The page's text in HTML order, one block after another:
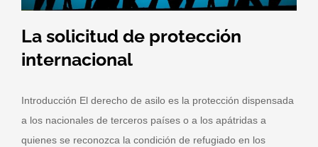
La solicitud de protección
internacional
Introducción El derecho de asilo es la protección dispensada
a los nacionales de terceros países o a los apátridas a
quienes se reconozca la condición de refugiado en los